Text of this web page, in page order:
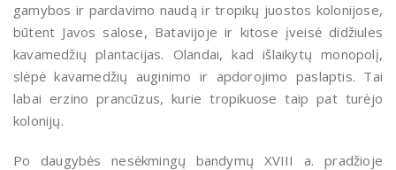
gamybos ir pardavimo naudą ir tropikų juostos kolonijose,
būtent Javos salose, Batavijoje ir kitose įveisė didžiules
kavamedžių plantacijas. Olandai, kad išlaikytų monopolį,
slėpė kavamedžių auginimo ir apdorojimo paslaptis. Tai
labai erzino prancūzus, kurie tropikuose taip pat turėjo
kolonijų.
Po daugybės nesėkmingų bandymų XVIII a. pradžioje